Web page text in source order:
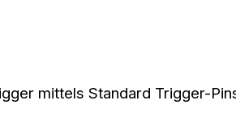
mittels Standard Trigger-